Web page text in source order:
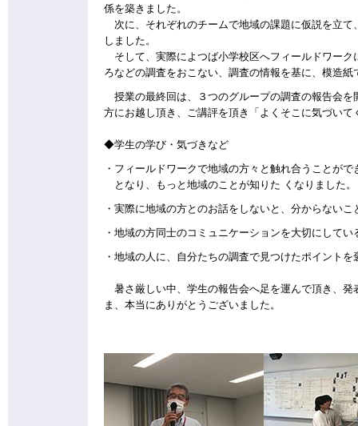
係を築きました。
次に、それぞれのチームで地域の課題に仮説を立て
しました。
そして、実際によつば小学校区へフィールドワーク
ろなどの調査をおこない、調査の情報を基に、模造
授業の最終回は、３つのグループの調査の報告会を
方にお越し頂き、ご講評を頂き「よくそこに気づい
◆学生の学び・気づきなど
・フィールドワークで地域の方々と触れ合うことが
となり、もっと地域のことが知りた くなりました。
・実際に地域の方とのお話をしないと、分からない
・地域の方同士のコミュニケーションを大切にして
・地域の人に、自分たちの調査で見つけたポイント
暑さ厳しい中、学生の報告会へ足を運んで頂き、発
ま、本当にありがとうございました。